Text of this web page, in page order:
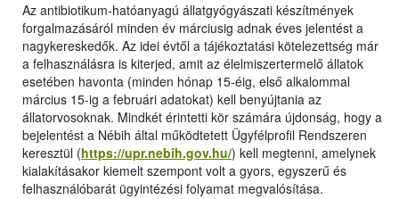
Az antibiotikum-hatóanyagú állatgyógyászati készítmények
forgalmazásáról minden év márciusig adnak éves jelentést a
nagykereskedők. Az idei évtől a tájékoztatási kötelezettség már
a felhasználásra is kiterjed, amit az élelmiszertermelő állatok
esetében havonta (minden hónap 15-éig, első alkalommal
március 15-ig a februári adatokat) kell benyújtania az
állatorvosoknak. Mindkét érintetti kör számára újdonság, hogy a
bejelentést a Nébih által működtetett Ügyfélprofil Rendszeren
keresztül (https://upr.nebih.gov.hu/) kell megtenni, amelynek
kialakításakor kiemelt szempont volt a gyors, egyszerű és
felhasználóbarát ügyintézési folyamat megvalósítása.